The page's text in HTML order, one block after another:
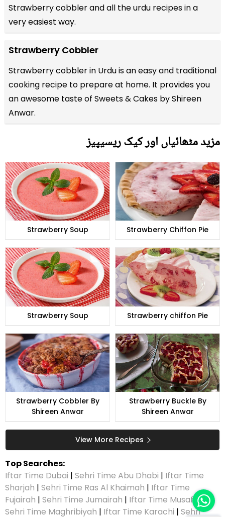
Strawberry cobbler and all theurdu recipesin a
very easiest way.
Strawberry Cobbler
Strawberry cobbler in Urdu is an easy and traditional
cooking recipe to prepare at home. It provides you
an awesome taste of Sweets & Cakes by Shireen
Anwar.
مزید مٹھائیاں اور کیک ریسیپیز
Strawberry Soup Strawberry Chiffon Pie
Strawberry Soup Strawberry chiffon Pie
Strawberry Cobbler By
Shireen Anwar
Strawberry Buckle By
Shireen Anwar
View More Recipes
Top Searches:
Iftar Time Dubai | Sehri Time Abu Dhabi | Iftar Time
Sharjah | Sehri Time Ras Al Khaimah | Iftar Time
Fujairah | Sehri Time Jumairah | Iftar Time Musaffah|
Sehri Time Maghribiyah | Iftar Time Karachi | Sehri